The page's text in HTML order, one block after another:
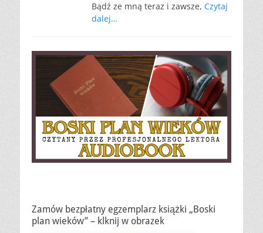
Bądź ze mną teraz i zawsze, Czytaj
dalej…
Zamów bezpłatny egzemplarz książki „Boski
plan wieków” – klknij w obrazek